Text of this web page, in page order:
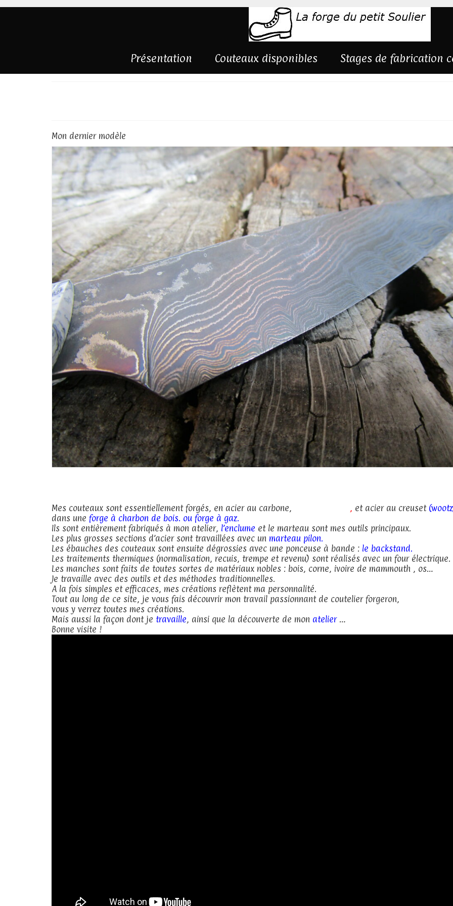
Présentation Couteaux disponibles Stages de fabrication
Mon dernier modèle
Mes couteaux sont essentiellement forgés, en acier au carbone, , et acier au creuset
dans une forge à charbon de bois. ou forge à gaz.
Ils sont entièrement fabriqués à mon atelier, l’enclume et le marteau sont mes outils principaux.
Les plus grosses sections d’acier sont travaillées avec un marteau pilon.
Les ébauches des couteaux sont ensuite dégrossies avec une ponceuse à bande : le backstand.
Les traitements thermiques (normalisation, recuis, trempe et revenu) sont réalisés avec un four électrique.
Les manches sont faits de toutes sortes de matériaux nobles : bois, corne, ivoire de mammouth , os…
Je travaille avec des outils et des méthodes traditionnelles.
A la fois simples et efficaces, mes créations reflètent ma personnalité.
Tout au long de ce site, je vous fais découvrir mon travail passionnant de coutelier forgeron,
vous y verrez toutes mes créations.
Mais aussi la façon dont je travaille, ainsi que la découverte de mon atelier…
Bonne visite !